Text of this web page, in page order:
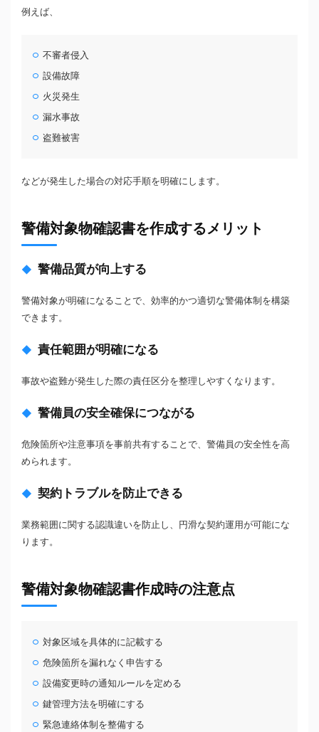
例えば、
不審者侵入
設備故障
火災発生
漏水事故
盗難被害
などが発生した場合の対応手順を明確にします。
警備対象物確認書を作成するメリット
警備品質が向上する
警備対象が明確になることで、効率的かつ適切な警備体制を構築
できます。
責任範囲が明確になる
事故や盗難が発生した際の責任区分を整理しやすくなります。
警備員の安全確保につながる
危険箇所や注意事項を事前共有することで、警備員の安全性を高
められます。
契約トラブルを防止できる
業務範囲に関する認識違いを防止し、円滑な契約運用が可能にな
ります。
警備対象物確認書作成時の注意点
対象区域を具体的に記載する
危険箇所を漏れなく申告する
設備変更時の通知ルールを定める
鍵管理方法を明確にする
緊急連絡体制を整備する